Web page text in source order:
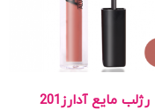
رژلب مایع آدارز201